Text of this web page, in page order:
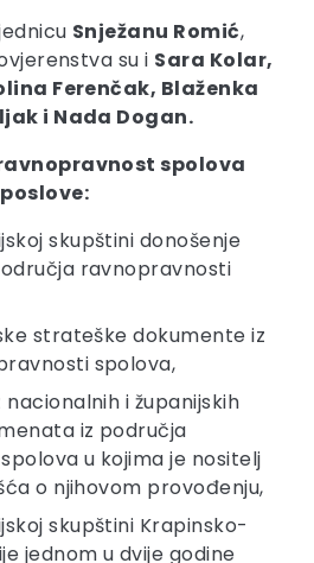
Snježanu Romić,
su i Sara Kolar,
Ferenčak, Blaženka
i Nada Dogan.
spolova
skupštini donošenje
ravnopravnosti
strateške dokumente iz
spolova,
i županijskih
iz područja
u kojima je nositelj
o njihovom provođenju,
skupštini Krapinsko-
jednom u dvije godine